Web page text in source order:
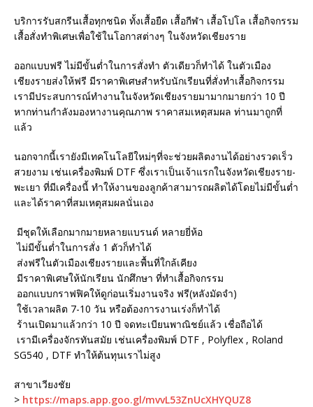
บริการรับสกรีนเสื้อทุกชนิด ทั้งเสื้อยืด เสื้อกีฬา เสื้อโปโล เสื้อกิจกรรม
เสื้อสั่งทำพิเศษเพื่อใช้ในโอกาสต่างๆ ในจังหวัดเชียงราย
ออกแบบฟรี ไม่มีขั้นต่ำในการสั่งทำ ตัวเดียวก็ทำได้ ในตัวเมือง
เชียงรายส่งให้ฟรี มีราคาพิเศษสำหรับนักเรียนที่สั่งทำเสื้อกิจกรรม
เรามีประสบการณ์ทำงานในจังหวัดเชียงรายมามากมายกว่า 10 ปี
หากท่านกำลังมองหางานคุณภาพ ราคาสมเหตุสมผล ท่านมาถูกที่
แล้ว
นอกจากนี้เรายังมีเทคโนโลยีใหม่ๆที่จะช่วยผลิตงานได้อย่างรวดเร็ว
สวยงาม เช่นเครื่องพิมพ์ DTF ซึ่งเราเป็นเจ้าแรกในจังหวัดเชียงราย-
พะเยา ที่มีเครื่องนี้ ทำให้งานของลูกค้าสามารถผลิตได้โดยไม่มีขั้นต่ำ
และได้ราคาที่สมเหตุสมผลนั่นเอง
มีชุดให้เลือกมากมายหลายแบรนด์ หลายยี่ห้อ
ไม่มีขั้นต่ำในการสั่ง 1 ตัวก็ทำได้
ส่งฟรีในตัวเมืองเชียงรายและพื้นที่ใกล้เคียง
มีราคาพิเศษให้นักเรียน นักศึกษา ที่ทำเสื้อกิจกรรม
ออกแบบกราฟฟิคให้ดูก่อนเริ่มงานจริง ฟรี(หลังมัดจำ)
ใช้เวลาผลิต 7-10 วัน หรือต้องการงานเร่งก็ทำได้
ร้านเปิดมาแล้วกว่า 10 ปี จดทะเบียนพาณิชย์แล้ว เชื่อถือได้
เรามีเครื่องจักรทันสมัย เช่นเครื่องพิมพ์ DTF , Polyflex , Roland
SG540 , DTF ทำให้ต้นทุนเราไม่สูง
สาขาเวียงชัย
> https://maps.app.goo.gl/mvvL53ZnUcXHYQUZ8